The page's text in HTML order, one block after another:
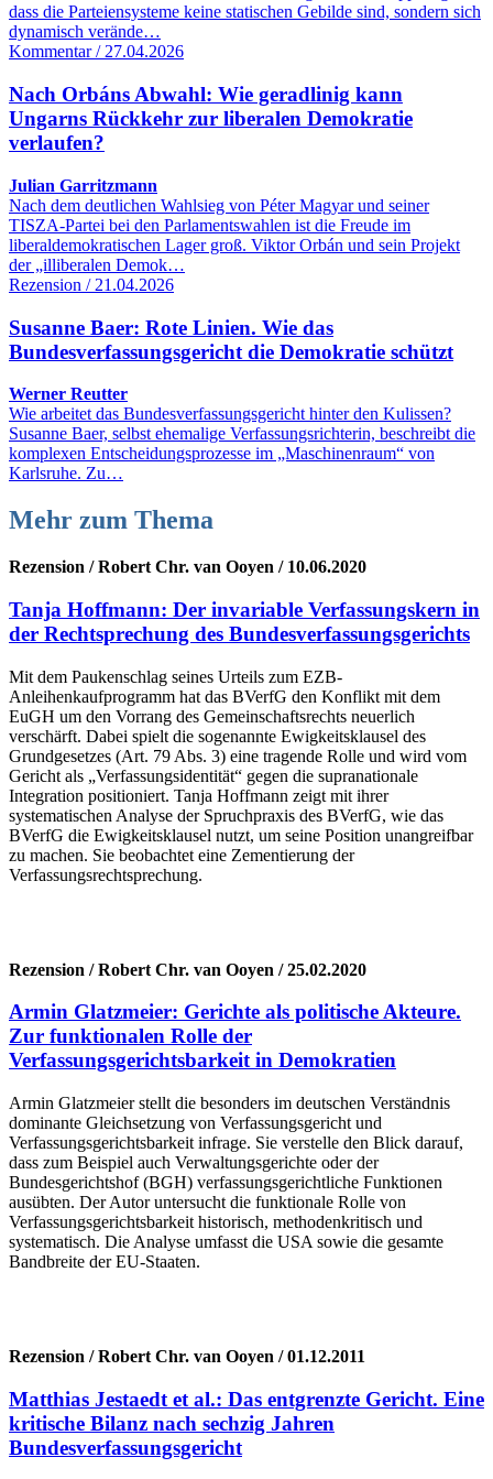
dass die Parteiensysteme keine statischen Gebilde sind, sondern sich
dynamisch verände…
Kommentar / 27.04.2026
Nach Orbáns Abwahl: Wie geradlinig kann
Ungarns Rückkehr zur liberalen Demokratie
verlaufen?
Julian Garritzmann
Nach dem deutlichen Wahlsieg von Péter Magyar und seiner
TISZA-Partei bei den Parlamentswahlen ist die Freude im
liberaldemokratischen Lager groß. Viktor Orbán und sein Projekt
der „illiberalen Demok…
Rezension / 21.04.2026
Susanne Baer: Rote Linien. Wie das
Bundesverfassungsgericht die Demokratie schützt
Werner Reutter
Wie arbeitet das Bundesverfassungsgericht hinter den Kulissen?
Susanne Baer, selbst ehemalige Verfassungsrichterin, beschreibt die
komplexen Entscheidungsprozesse im „Maschinenraum“ von
Karlsruhe. Zu…
Mehr zum Thema
Rezension / Robert Chr. van Ooyen / 10.06.2020
Tanja Hoffmann: Der invariable Verfassungskern in
der Rechtsprechung des Bundesverfassungsgerichts
Mit dem Paukenschlag seines Urteils zum EZB-
Anleihenkaufprogramm hat das BVerfG den Konflikt mit dem
EuGH um den Vorrang des Gemeinschaftsrechts neuerlich
verschärft. Dabei spielt die sogenannte Ewigkeitsklausel des
Grundgesetzes (Art. 79 Abs. 3) eine tragende Rolle und wird vom
Gericht als „Verfassungsidentität“ gegen die supranationale
Integration positioniert. Tanja Hoffmann zeigt mit ihrer
systematischen Analyse der Spruchpraxis des BVerfG, wie das
BVerfG die Ewigkeitsklausel nutzt, um seine Position unangreifbar
zu machen. Sie beobachtet eine Zementierung der
Verfassungsrechtsprechung.
Rezension / Robert Chr. van Ooyen / 25.02.2020
Armin Glatzmeier: Gerichte als politische Akteure.
Zur funktionalen Rolle der
Verfassungsgerichtsbarkeit in Demokratien
Armin Glatzmeier stellt die besonders im deutschen Verständnis
dominante Gleichsetzung von Verfassungsgericht und
Verfassungsgerichtsbarkeit infrage. Sie verstelle den Blick darauf,
dass zum Beispiel auch Verwaltungsgerichte oder der
Bundesgerichtshof (BGH) verfassungsgerichtliche Funktionen
ausübten. Der Autor untersucht die funktionale Rolle von
Verfassungsgerichtsbarkeit historisch, methodenkritisch und
systematisch. Die Analyse umfasst die USA sowie die gesamte
Bandbreite der EU-Staaten.
Rezension / Robert Chr. van Ooyen / 01.12.2011
Matthias Jestaedt et al.: Das entgrenzte Gericht. Eine
kritische Bilanz nach sechzig Jahren
Bundesverfassungsgericht